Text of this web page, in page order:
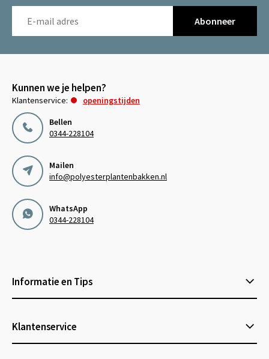
Abonneer
Kunnen we je helpen?
Klantenservice:
openingstijden
Bellen
0344-228104
Mailen
info@polyesterplantenbakken.nl
WhatsApp
0344-228104
Informatie en Tips
Klantenservice